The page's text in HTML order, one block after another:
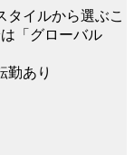
イルから選ぶこ
「グローバル
勤あり